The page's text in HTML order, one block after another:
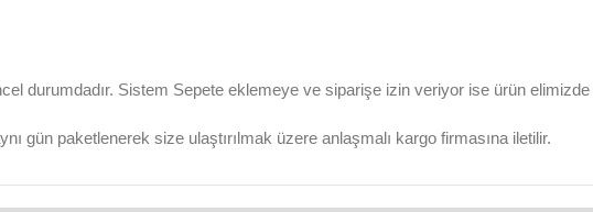
durumdadır. Sistem Sepete eklemeye ve siparişe izin veriyor ise ürün elimizde
gün paketlenerek size ulaştırılmak üzere anlaşmalı kargo firmasına iletilir.